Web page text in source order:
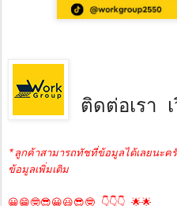
ติดต่อเรา
*ลูกค้าสามารถทัชที่ข้อมูลได้เลยนะค
ข้อมูลเพิ่มเติม
😀😁🤓😎😀😃😎🤓 👇👇👇 🌟🌟